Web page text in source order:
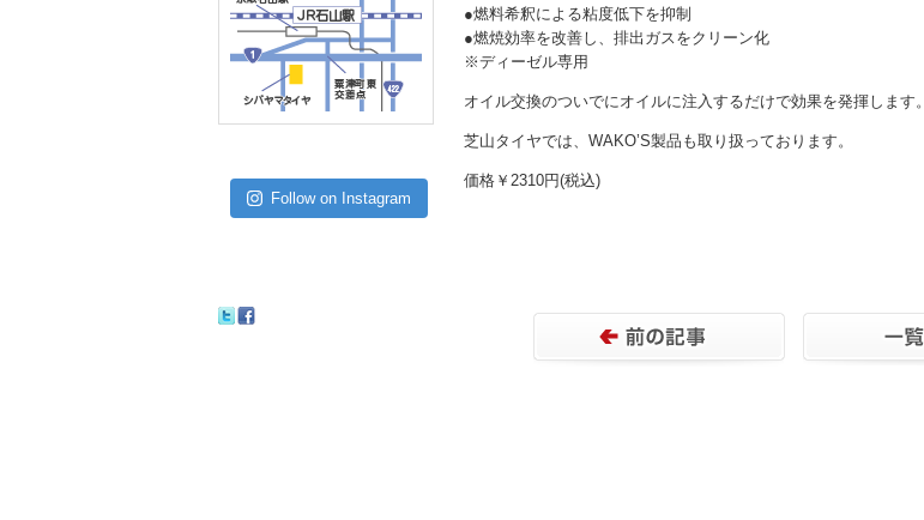
●燃料希釈による粘度低下を抑制
●燃焼効率を改善し、排出ガスをクリーン化
※ディーゼル専用
オイル交換のついでにオイルに注入するだけで効果を発揮します。
芝山タイヤでは、WAKO’S製品も取り扱っております。
価格￥2310円(税込)
Follow on Instagram